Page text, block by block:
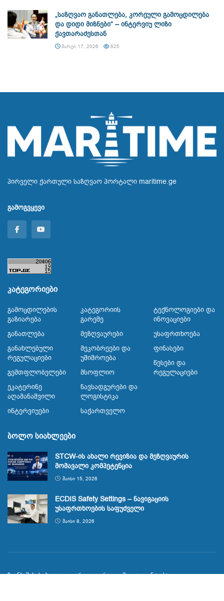
„საზღვაო განათლება, კორეული გამოცდილება
და დიდი მიზნები“ – ინტერვიუ ლიზი
ქავთარაძესთან
ᲛᲐᲠᲢᲘ 17, 2026 625
პირველი ქართული საზღვაო პორტალი maritime.ge
გამოგვყევი
კატეგორიები
Გამოცდილების
Გაზიარება
Განათლება
Განახლებული
Რეგულაციები
Გემთფლობელები
Ეკატერინე
Აღამანაშვილი
Ინტერვიუები
Კატეგორიის
Გარეშე
Მეზღვაურები
Მეკობრეები Და
Უშიშროება
Მსოფლიო
Ნავსადგურები Და
Ლოგისტიკა
Საქართველო
Ტექნოლოგიები Და
Ინოვაციები
Უსაფრთხოება
Ფინასები
Წესები Და
Რეგულაციები
ბოლო სიახლეები
STCW-ის ახალი რევიზია და მეზღვაურის
მომავალი კომპეტენცია
ᲛᲐᲘᲡᲘ 15, 2026
ECDIS Safety Settings – ნავიგაციის
უსაფრთხოების საფუძველი
ᲛᲐᲘᲡᲘ 8, 2026
ჩვენს შესახებ გალერეა რეკლამა კონტაქტი